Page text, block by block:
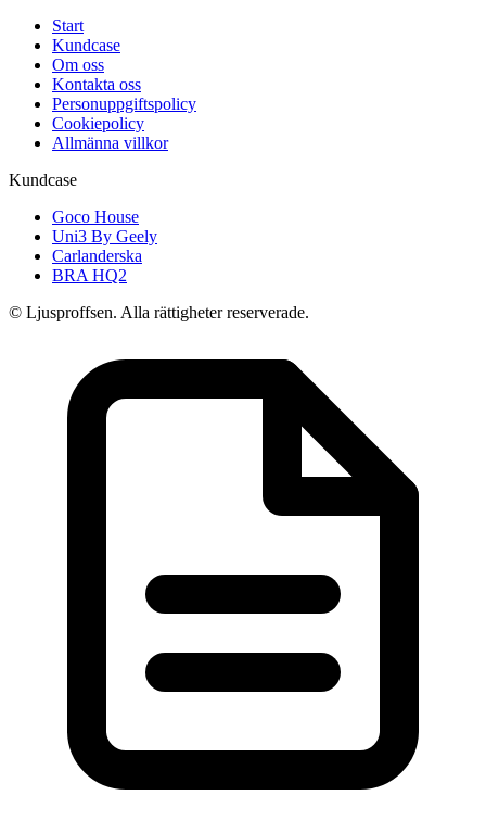
Start
Kundcase
Om oss
Kontakta oss
Personuppgiftspolicy
Cookiepolicy
Allmänna villkor
Kundcase
Goco House
Uni3 By Geely
Carlanderska
BRA HQ2
© Ljusproffsen. Alla rättigheter reserverade.